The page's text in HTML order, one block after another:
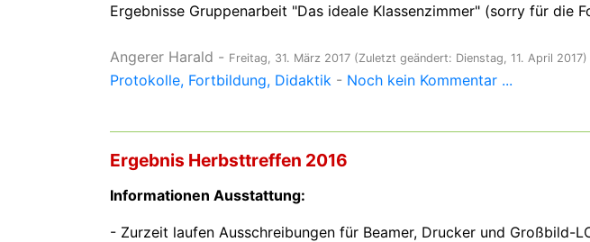
Ergebnisse Gruppenarbeit "Das ideale Klassenzimmer" (sorry für die
Angerer Harald - Freitag, 31. März 2017 (Zuletzt geändert: Dienstag, 11. April 2017)
Protokolle Fortbildung Didaktik - Noch kein Kommentar ...
Ergebnis Herbsttreffen 2016
Informationen Ausstattung:
- Zurzeit laufen Ausschreibungen für Beamer, Drucker und Großbild-